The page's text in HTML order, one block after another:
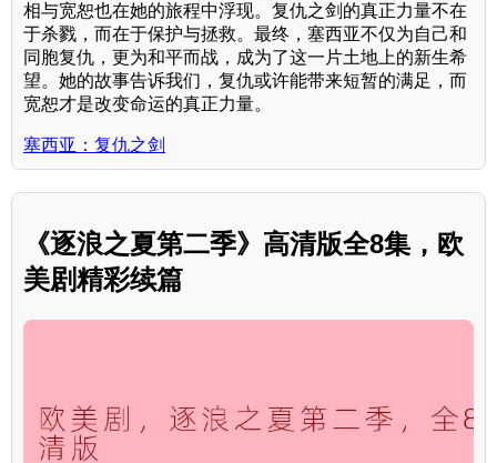
相与宽恕也在她的旅程中浮现。复仇之剑的真正力量不在
于杀戮，而在于保护与拯救。最终，塞西亚不仅为自己和
同胞复仇，更为和平而战，成为了这一片土地上的新生希
望。她的故事告诉我们，复仇或许能带来短暂的满足，而
宽恕才是改变命运的真正力量。
塞西亚：复仇之剑
《逐浪之夏第二季》高清版全8集，欧
美剧精彩续篇